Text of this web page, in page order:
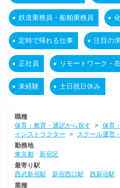
鉄道乗務員・船舶乗務員
定時で帰れる仕事 注目の
正社員 リモートワーク・
未経験 土日祝日休み
職種
保育・教育・通訳から探す > 保育
インストラクター > スクール運営
勤務地
東京都
新宿区
最寄り駅
西武新宿駅
新宿西口駅 西新宿駅
業種